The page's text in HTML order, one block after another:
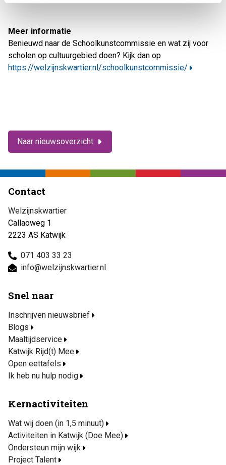
Meer informatie
Benieuwd naar de Schoolkunstcommissie en wat zij voor
scholen op cultuurgebied doen? Kijk dan op
https://welzijnskwartier.nl/schoolkunstcommissie/
Naar nieuwsoverzicht
Contact
Welzijnskwartier
Callaoweg 1
2223 AS Katwijk
071 403 33 23
info@welzijnskwartier.nl
Snel naar
Inschrijven nieuwsbrief
Blogs
Maaltijdservice
Katwijk Rijd(t) Mee
Open eettafels
Ik heb nu hulp nodig
Kernactiviteiten
Wat wij doen (in 1,5 minuut)
Activiteiten in Katwijk (Doe Mee)
Ondersteun mijn wijk
Project Talent